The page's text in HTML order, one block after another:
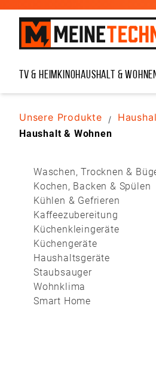
TV & HeimkinoHaushalt &
Unsere Produkte /
Haushalt & Wohnen
Waschen, Trocknen &
Kochen, Backen & Spülen
Kühlen & Gefrieren
Kaffeezubereitung
Küchenkleingeräte
Küchengeräte
Haushaltsgeräte
Staubsauger
Wohnklima
Smart Home